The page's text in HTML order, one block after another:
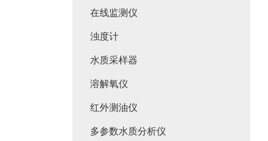
在线监测仪
浊度计
水质采样器
溶解氧仪
红外测油仪
多参数水质分析仪